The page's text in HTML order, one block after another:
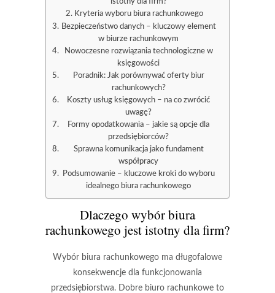
Kryteria wyboru biura rachunkowego
Bezpieczeństwo danych – kluczowy element
w biurze rachunkowym
Nowoczesne rozwiązania technologiczne w
księgowości
Poradnik: Jak porównywać oferty biur
rachunkowych?
Koszty usług księgowych – na co zwrócić
uwagę?
Formy opodatkowania – jakie są opcje dla
przedsiębiorców?
Sprawna komunikacja jako fundament
współpracy
Podsumowanie – kluczowe kroki do wyboru
idealnego biura rachunkowego
Dlaczego wybór biura
rachunkowego jest istotny dla firm?
Wybór biura rachunkowego ma długofalowe
konsekwencje dla funkcjonowania
przedsiębiorstwa. Dobre biuro rachunkowe to